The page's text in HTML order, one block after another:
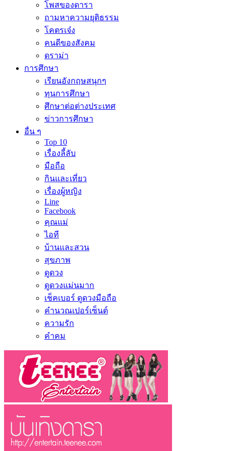
โพสของดารา
ถามหาความยุติธรรม
โคตรเจ๋ง
คนดีของสังคม
ดราม่า
การศึกษา
เรียนอังกฤษสนุกๆ
ทุนการศึกษา
ศึกษาต่อต่างประเทศ
ข่าวการศึกษา
อื่น ๆ
Top 10
เรื่องลี้ลับ
มือถือ
กินและเที่ยว
เรื่องผู้หญิง
Line
Facebook
คุณแม่
ไอที
บ้านและสวน
สุขภาพ
ดูดวง
ดูดวงแม่นมาก
เช็คเบอร์ ดูดวงมือถือ
คำนวณเปอร์เซ็นต์
ความรัก
คำคม